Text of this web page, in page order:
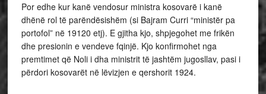
Por edhe kur kanë vendosur ministra kosovarë i kanë
dhënë rol të parëndësishëm (si Bajram Curri “ministër pa
portofol” në 19120 etj). E gjitha kjo, shpjegohet me frikën
dhe presionin e vendeve fqinjë. Kjo konfirmohet nga
premtimet që Noli i dha ministrit të jashtëm jugosllav, pasi i
përdori kosovarët në lëvizjen e qershorit 1924.